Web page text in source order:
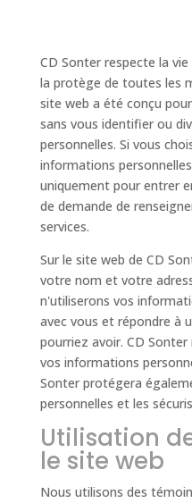
CD Sonter respecte la
la protège de toutes les
site web a été conçu
sans vous identifier ou
personnelles. Si vous
informations
uniquement pour entrer
de demande de
services.
Sur le site web de CD
votre nom et votre
n'utiliserons vos
avec vous et répondre à
pourriez avoir. CD
vos informations
Sonter protégera
personnelles et les
Utilisation
le site web
Nous utilisons des